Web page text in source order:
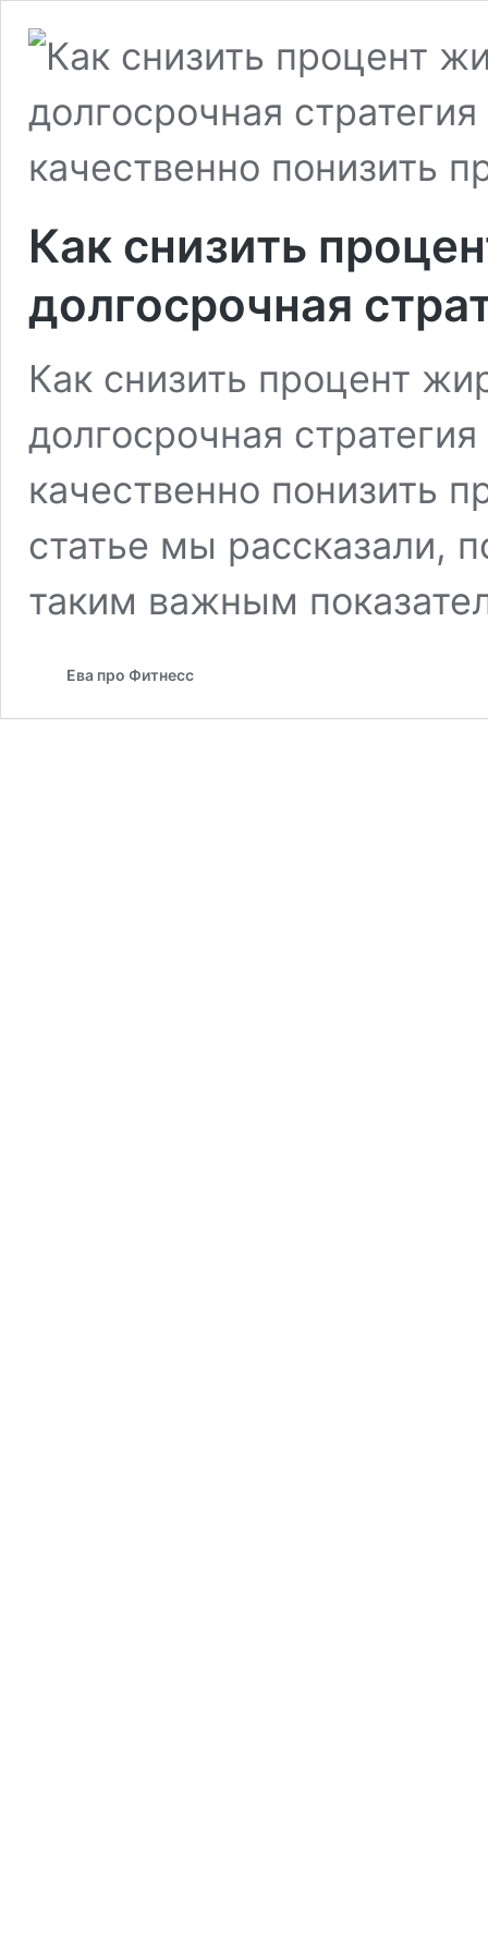
Как снизить
долгосрочная
Как снизить процент
долгосрочная
качественно понизить
статье мы рассказали,
таким важным
Ева про Фитнесс